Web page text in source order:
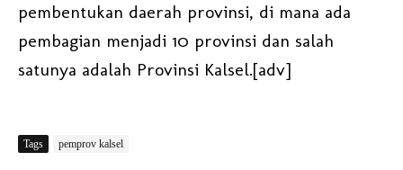
pembentukan daerah provinsi, di mana ada
pembagian menjadi 10 provinsi dan salah
satunya adalah Provinsi Kalsel.[adv]
Tags pemprov kalsel